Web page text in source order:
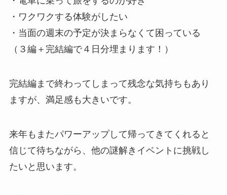
・ワクワクする体験がしたい
・当面の週末の予定が決まらなくて困っている
（３編＋完結編で４日分埋まります！）
完結編まで終わってしまって残念な気持ちもあり
ますが、満足感も大きいです。
来年もまたパワーアップして帰ってきてくれると
信じて待ちながら、他の謎解きイベントに挑戦し
たいと思います。